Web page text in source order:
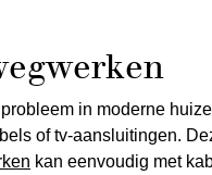
in moderne
of tv-aansluitingen.
kan eenvoudig met